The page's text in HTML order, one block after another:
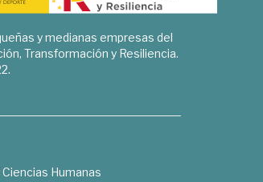
y medianas empresas del
Transformación y Resiliencia.
Humanas